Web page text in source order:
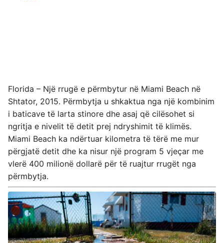
Florida – Një rrugë e përmbytur në Miami Beach në
Shtator, 2015. Përmbytja u shkaktua nga një kombinim
i baticave të larta stinore dhe asaj që cilësohet si
ngritja e nivelit të detit prej ndryshimit të klimës.
Miami Beach ka ndërtuar kilometra të tërë me mur
përgjatë detit dhe ka nisur një program 5 vjeçar me
vlerë 400 milionë dollarë për të ruajtur rrugët nga
përmbytja.